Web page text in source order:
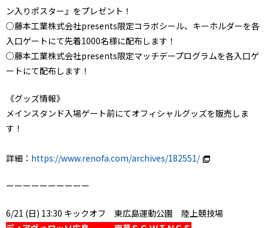
ン入りポスター』をプレゼント！
○藤本工業株式会社presents限定コラボシール、キーホルダーを各
入口ゲートにて先着1000名様に配布します！
○藤本工業株式会社presents限定マッチデープログラムを各入口ゲ
ートにて配布します！
《グッズ情報》
メインスタンド入場ゲート前にてオフィシャルグッズを販売しま
す！
詳細： https://www.renofa.com/archives/182551/
ーーーーーーーーーー
6/21 (日) 13:30 キックオフ 東広島運動公園 陸上競技場